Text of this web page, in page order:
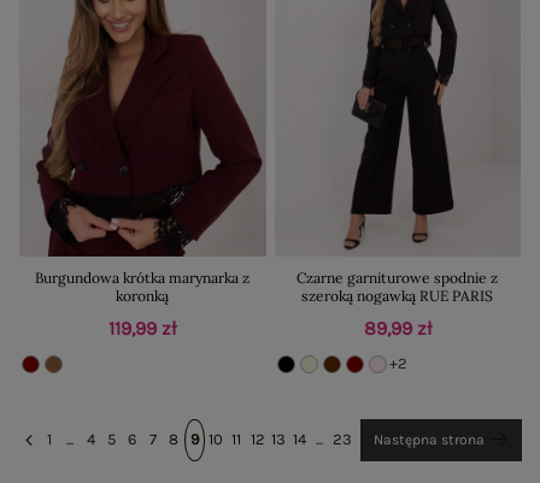
Burgundowa krótka marynarka z
koronką
119,99 zł
Czarne garniturowe spodnie z
szeroką nogawką RUE PARIS
89,99 zł
+2
1 ... 4 5 6 7 8 9 10 11 12 13 14 ... 23 Następna strona